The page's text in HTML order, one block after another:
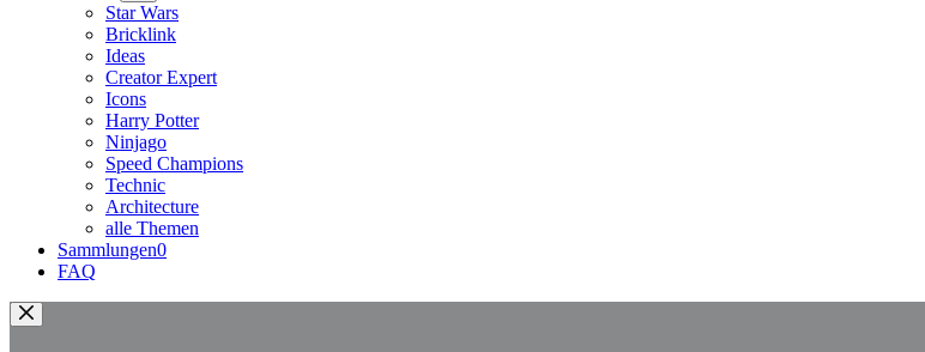
Star Wars
Bricklink
Ideas
Creator Expert
Icons
Harry Potter
Ninjago
Speed Champions
Technic
Architecture
alle Themen
Sammlungen0
FAQ